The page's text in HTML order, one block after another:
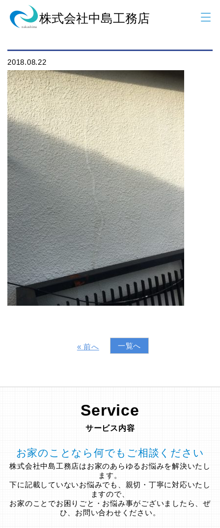
082201
2018.08.22
« 前へ 一覧へ
Service
サービス内容
お家のことなら何でもご相談ください
株式会社中島工務店はお家のあらゆるお悩みを解決いたし
ます。
下に記載していないお悩みでも、親切・丁寧に対応いたし
ますので、
お家のことでお困りごと・お悩み事がございましたら、ぜ
ひ、お問い合わせください。